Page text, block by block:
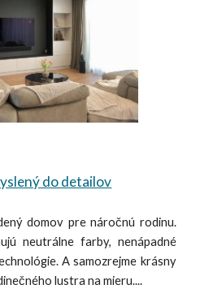
do detailov
domov pre náročnú rodinu.
neutrálne farby, nenápadné
A samozrejme krásny
lustra na mieru....